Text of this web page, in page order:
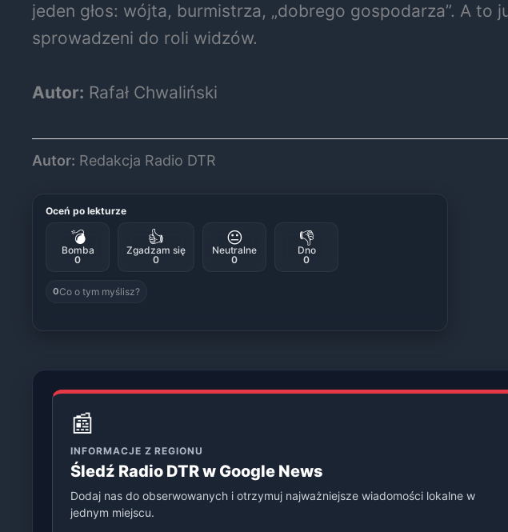
jeden głos: wójta, burmistrza, „dobrego gospodarza”. A
sprowadzeni do roli widzów.
Autor: Rafał Chwaliński
Autor: Redakcja Radio DTR
Oceń po lekturze
💣
Bomba
0
👍
Zgadzam się
0
😐
Neutralne
0
👎
Dno
0
0Co o tym myślisz?
📰
INFORMACJE Z REGIONU
Śledź Radio DTR w Google News
Dodaj nas do obserwowanych i otrzymuj najważniejsze wiadomości lokalne w
jednym miejscu.